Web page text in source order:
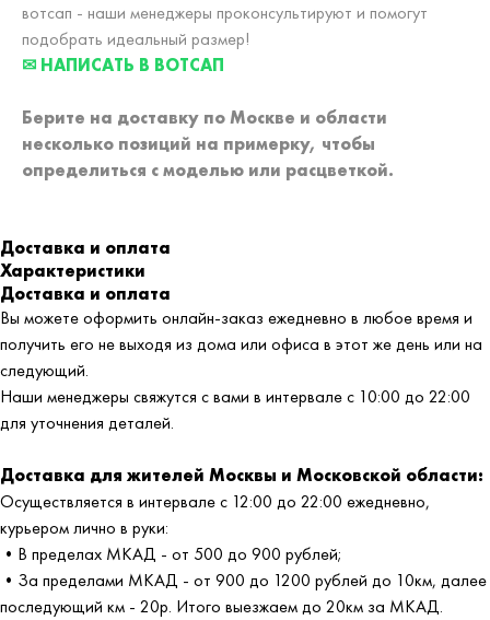
вотсап - наши менеджеры проконсультируют и помогут
подобрать идеальный размер!
✉ НАПИСАТЬ В ВОТСАП
Берите на доставку по Москве и области
несколько позиций на примерку, чтобы
определиться с моделью или расцветкой.
Доставка и оплата
Характеристики
Доставка и оплата
Вы можете оформить онлайн-заказ ежедневно в любое время и
получить его не выходя из дома или офиса в этот же день или на
следующий.
Наши менеджеры свяжутся с вами в интервале с 10:00 до 22:00
для уточнения деталей.
Доставка для жителей Москвы и Московской области:
Осуществляется в интервале с 12:00 до 22:00 ежедневно,
курьером лично в руки:
•В пределах МКАД - от 500 до 900 рублей;
•За пределами МКАД - от 900 до 1200 рублей до 10км, далее
последующий км - 20р. Итого выезжаем до 20км за МКАД.